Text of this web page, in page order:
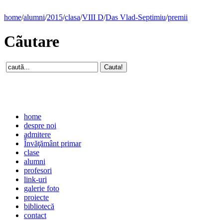
home/alumni/2015/clasa/VIII D/Das Vlad-Septimiu/premii
Cãutare
home
despre noi
admitere
Învăţământ primar
clase
alumni
profesori
link-uri
galerie foto
proiecte
bibliotecă
contact